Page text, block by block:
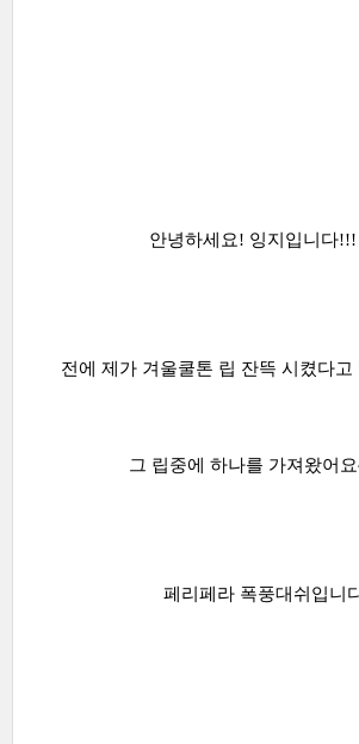
안녕하세요! 잉지입니다!!!
전에 제가 겨울쿨톤 립 잔뜩 시켰다고
그 립중에 하나를 가져왔어요
페리페라 폭풍대쉬입니